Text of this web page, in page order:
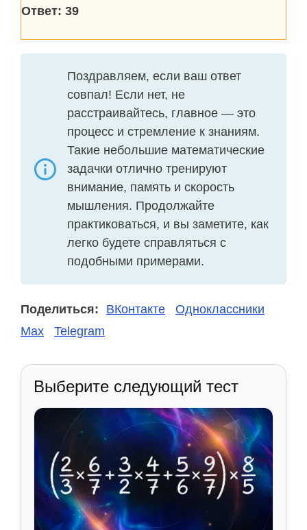
Ответ: 39
Поздравляем, если ваш ответ
совпал! Если нет, не
расстраивайтесь, главное — это
процесс и стремление к знаниям.
Такие небольшие математические
задачки отлично тренируют
внимание, память и скорость
мышления. Продолжайте
практиковаться, и вы заметите, как
легко будете справляться с
подобными примерами.
Поделиться: ВКонтакте
Одноклассники
Max
Telegram
Выберите следующий тест